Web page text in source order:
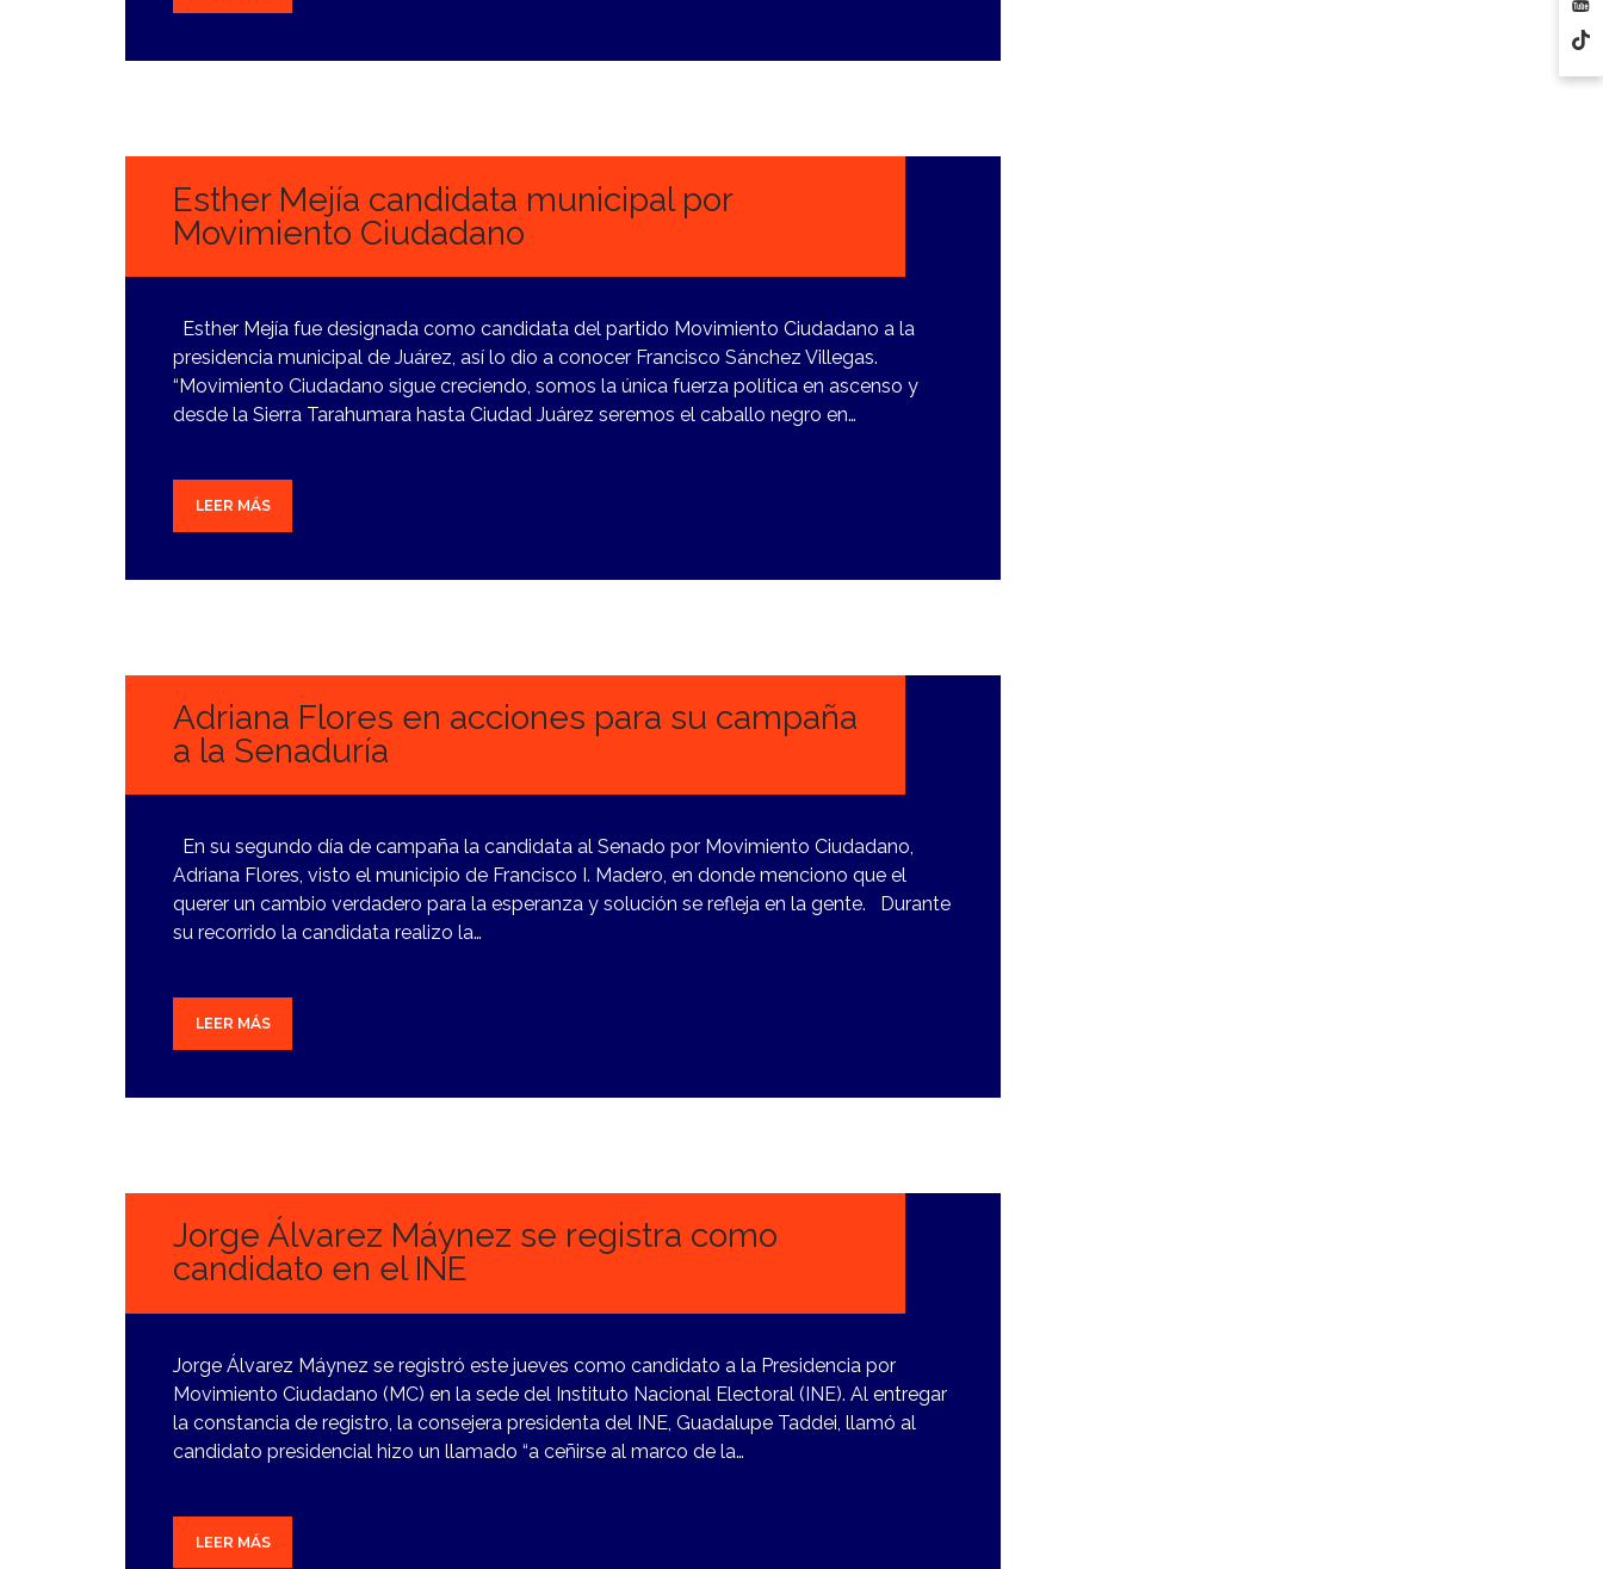
Esther Mejía candidata municipal por
Movimiento Ciudadano
Esther Mejía fue designada como candidata del partido Movimiento Ciudadano a la
presidencia municipal de Juárez, así lo dio a conocer Francisco Sánchez Villegas.
“Movimiento Ciudadano sigue creciendo, somos la única fuerza política en ascenso y
desde la Sierra Tarahumara hasta Ciudad Juárez seremos el caballo negro en…
LEER MÁS
Adriana Flores en acciones para su campaña
a la Senaduría
En su segundo día de campaña la candidata al Senado por Movimiento Ciudadano,
Adriana Flores, visto el municipio de Francisco I. Madero, en donde menciono que el
querer un cambio verdadero para la esperanza y solución se refleja en la gente. Durante
su recorrido la candidata realizo la…
LEER MÁS
Jorge Álvarez Máynez se registra como
candidato en el INE
Jorge Álvarez Máynez se registró este jueves como candidato a la Presidencia por
Movimiento Ciudadano (MC) en la sede del Instituto Nacional Electoral (INE). Al entregar
la constancia de registro, la consejera presidenta del INE, Guadalupe Taddei, llamó al
candidato presidencial hizo un llamado “a ceñirse al marco de la…
LEER MÁS